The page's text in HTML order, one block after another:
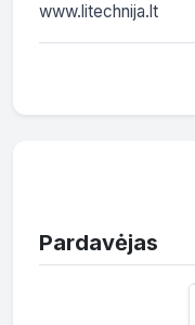
www.litechnija.lt
Pardavėjas